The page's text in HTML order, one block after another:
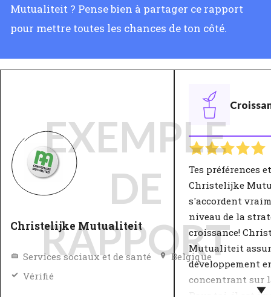
Mutualiteit ? Pense bien à partager ce rapport
pour mettre toutes les chances de ton côté.
Christelijke Mutualiteit
Services sociaux et de santé
Belgique
Vérifié
Tes préférences
Christelijke
s'accordent
niveau de la
croissance!
Mutualiteit
développement
concentrant sur
EXEMPLE
DE
RAPPORT